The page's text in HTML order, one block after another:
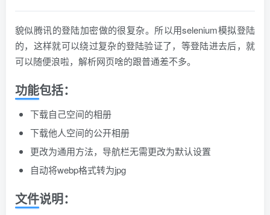
貌似腾讯的登陆加密做的很复杂。所以用selenium模拟登陆
的，这样就可以绕过复杂的登陆验证了，等登陆进去后，就
可以随便浪啦，解析网页啥的跟普通差不多。
功能包括：
下载自己空间的相册
下载他人空间的公开相册
更改为通用方法，导航栏无需更改为默认设置
自动将webp格式转为jpg
文件说明：